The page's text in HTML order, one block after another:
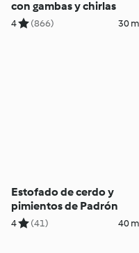
con gambas y chirlas
4 (866) 30
Estofado de cerdo y
pimientos de Padrón
4 (41) 40